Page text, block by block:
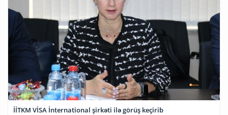
İİTKM VİSA İnternational şirkəti ilə görüş keçirib